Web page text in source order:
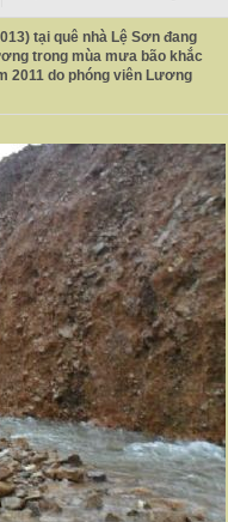
tại quê nhà Lệ Sơn đang
trong mùa mưa bão khắc
2011 do phóng viên Lương